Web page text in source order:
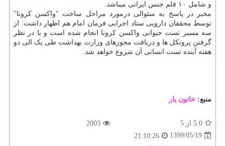
و شامل ۱۰ قلم جنس ایرانی میباشد.
مخبر در پاسخ به سئوالی درمورد مراحل ساخت "واکسن کرونا"
توسط محققان دارویی ستاد اجرایی فرمان امام هم اظهار داشت: از
سه مسیر تست حیوانی واکسن کرونا انجام شده است و با در نظر
گرفتن پروتکل ها و دریافت مجوزهای وزارت بهداشت طی یک الی دو
هفته آینده تست انسانی آن شروع خواهد شد.
منبع: خاتون یار
5.0 از 5
2003
1399/05/19
21:10:26